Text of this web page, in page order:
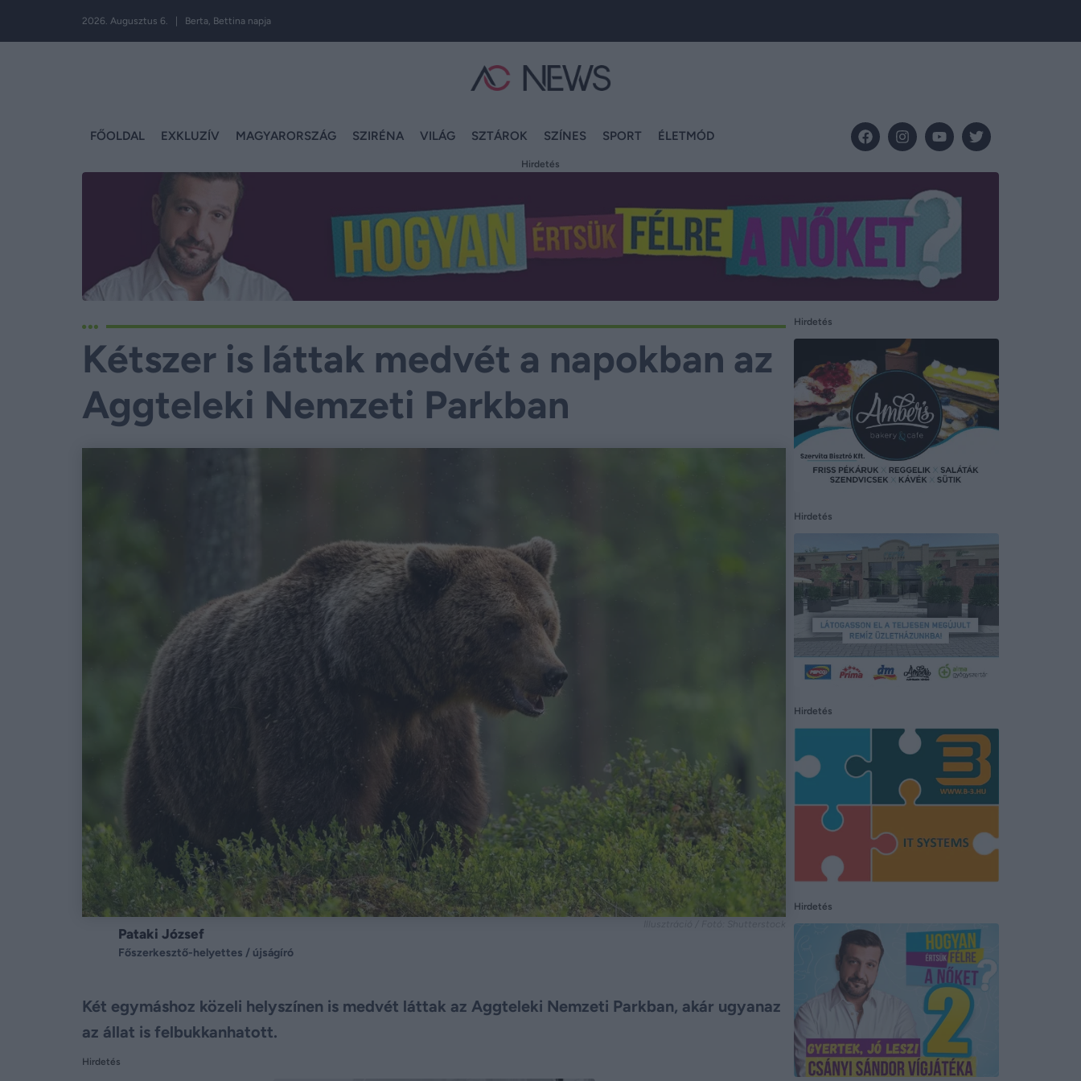
2026. Augusztus 6. | Berta, Bettina napja
FŐOLDAL EXKLUZÍV MAGYARORSZÁG SZIRÉNA VILÁG SZTÁROK SZÍNES SPORT ÉLETMÓD
Hirdetés
Kétszer is láttak medvét a napokban az
Aggteleki Nemzeti Parkban
Pataki József
Főszerkesztő-helyettes / újságíró
Két egymáshoz közeli helyszínen is medvét láttak az Aggteleki Nemzeti Parkban, akár ugyanaz
az állat is felbukkanhatott.
Hirdetés
Hirdetés
Hirdetés
Hirdetés
Hirdetés